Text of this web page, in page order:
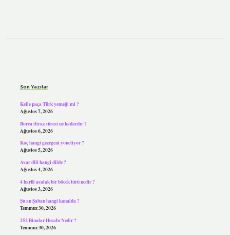
Son Yazılar
Kelle paça Türk yemeği mi ?
Ağustos 7, 2026
Borca itiraz süresi ne kadardır ?
Ağustos 6, 2026
Koç hangi gezegeni yönetiyor ?
Ağustos 5, 2026
Avar dili hangi dilde ?
Ağustos 4, 2026
4 harfli asalak bir böcek türü nedir ?
Ağustos 3, 2026
Şu an Şaban hangi kanalda ?
Temmuz 30, 2026
252 Binalar Hesabı Nedir ?
Temmuz 30, 2026